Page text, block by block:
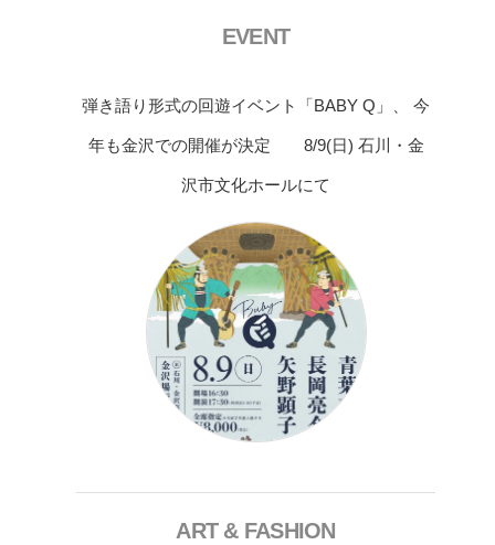
EVENT
弾き語り形式の回遊イベント「BABY Q」、 今
年も金沢での開催が決定 8/9(日) 石川・金
沢市文化ホールにて
ART & FASHION